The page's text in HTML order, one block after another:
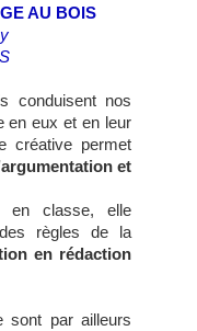
AU BOIS
conduisent nos
en eux et en leur
créative permet
et
en classe, elle
des règles de la
en rédaction
sont par ailleurs